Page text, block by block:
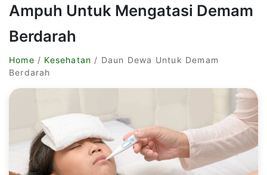
Ampuh Untuk Mengatasi Demam
Berdarah
Home / Kesehatan / Daun Dewa Untuk Demam
Berdarah